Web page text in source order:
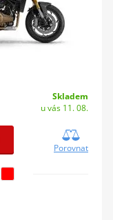
Skladem
u vás 11. 08.
Porovnat